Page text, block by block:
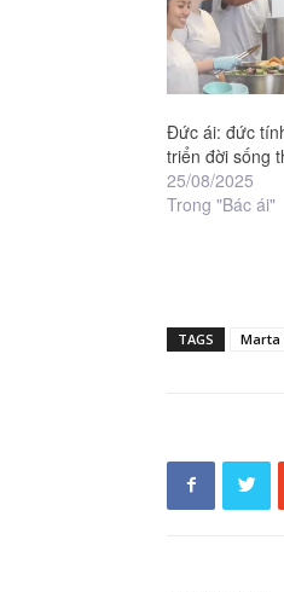
Đức ái: đức
triển đời sống
25/08/2025
Trong "Bác ái"
TAGS Marta